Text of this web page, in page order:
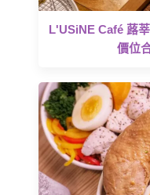
L'USiNE Café 蕗
價位